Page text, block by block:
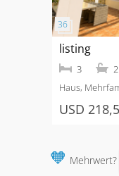
listing
3 2
Haus,
USD
🧡 Mehrwert?